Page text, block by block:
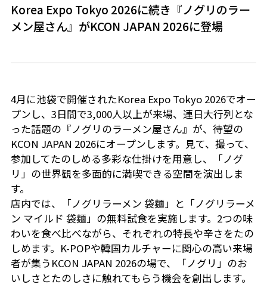
Korea Expo Tokyo 2026に続き『ノグリのラー
メン屋さん』がKCON JAPAN 2026に登場
4月に池袋で開催されたKorea Expo Tokyo 2026でオー
プンし、3日間で3,000人以上が来場、連日大行列とな
った話題の『ノグリのラーメン屋さん』が、待望の
KCON JAPAN 2026にオープンします。見て、撮って、
参加してたのしめる多彩な仕掛けを用意し、「ノグ
リ」の世界観を多面的に満喫できる空間を演出しま
す。
店内では、「ノグリラーメン 袋麺」と「ノグリラーメ
ン マイルド 袋麺」の無料試食を実施します。2つの味
わいを食べ比べながら、それぞれの特長や辛さをたの
しめます。K-POPや韓国カルチャーに関心の高い来場
者が集うKCON JAPAN 2026の場で、「ノグリ」のお
いしさとたのしさに触れてもらう機会を創出します。